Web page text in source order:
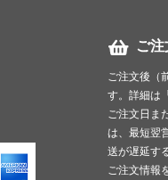
ご注
ご注文後（
す。詳細は
ご注文日ま
は、最短翌
送が遅延す
ご注文情報